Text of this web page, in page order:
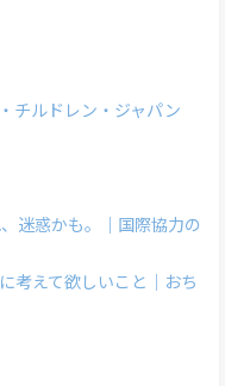
チルドレン・ジャパン
迷惑かも。｜国際協力の
考えて欲しいこと｜おち